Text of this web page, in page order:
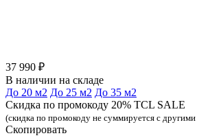
37 990 ₽
В наличии на складе
До 20 м2 До 25 м2 До 35 м2
Скидка по промокоду 20% TCL SALE
(скидка по промокоду не суммируется с
Скопировать